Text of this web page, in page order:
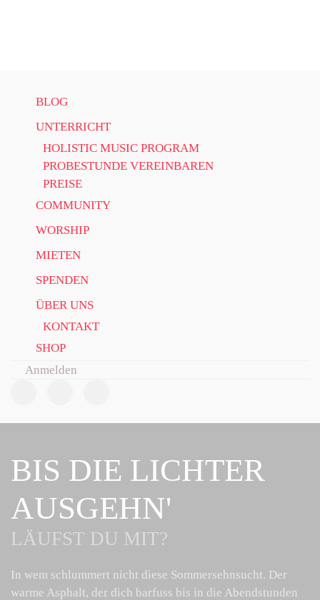
BLOG
UNTERRICHT
HOLISTIC MUSIC PROGRAM
PROBESTUNDE VEREINBAREN
PREISE
COMMUNITY
WORSHIP
MIETEN
SPENDEN
ÜBER UNS
KONTAKT
SHOP
Anmelden
BIS DIE LICHTER
AUSGEHN'
LÄUFST DU MIT?
In wem schlummert nicht diese Sommersehnsucht. Der
warme Asphalt, der dich barfuss bis in die Abendstunden